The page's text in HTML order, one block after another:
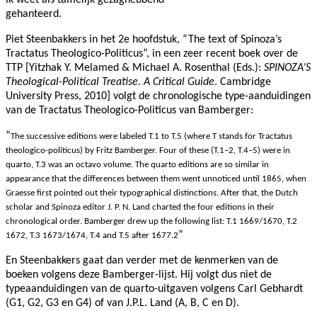
gehanteerd.
Piet Steenbakkers in het 2e hoofdstuk, “The text of Spinoza’s
Tractatus Theologico-Politicus”, in een zeer recent boek over de
TTP [Yitzhak Y. Melamed & Michael A. Rosenthal (Eds.): SPINOZA’S
Theological-Political Treatise. A Critical Guide. Cambridge
University Press, 2010] volgt de chronologische type-aanduidingen
van de Tractatus Theologico-Politicus van Bamberger:
“The successive editions were labeled T.1 to T.5 (where T stands for Tractatus
theologico-politicus) by Fritz Bamberger. Four of these (T.1–2, T.4–5) were in
quarto, T.3 was an octavo volume. The quarto editions are so similar in
appearance that the differences between them went unnoticed until 1865, when
Graesse first pointed out their typographical distinctions. After that, the Dutch
scholar and Spinoza editor J. P. N. Land charted the four editions in their
chronological order. Bamberger drew up the following list: T.1 1669/1670, T.2
1672, T.3 1673/1674, T.4 and T.5 after 1677.2”
En Steenbakkers gaat dan verder met de kenmerken van de
boeken volgens deze Bamberger-lijst. Hij volgt dus niet de
typeaanduidingen van de quarto-uitgaven volgens Carl Gebhardt
(G1, G2, G3 en G4) of van J.P.L. Land (A, B, C en D).